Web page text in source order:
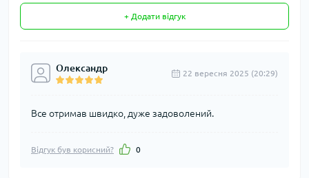
+ Додати відгук
Олександр 22 вересня 2025 (20:29)
Все отримав швидко, дуже задоволений.
Відгук був корисний? 0